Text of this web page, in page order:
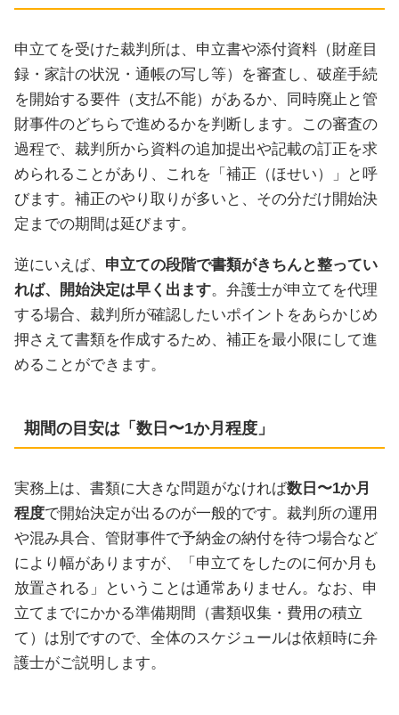
申立てを受けた裁判所は、申立書や添付資料（財産目
録・家計の状況・通帳の写し等）を審査し、破産手続
を開始する要件（支払不能）があるか、同時廃止と管
財事件のどちらで進めるかを判断します。この審査の
過程で、裁判所から資料の追加提出や記載の訂正を求
められることがあり、これを「補正（ほせい）」と呼
びます。補正のやり取りが多いと、その分だけ開始決
定までの期間は延びます。
逆にいえば、 申立ての段階で書類がきちんと整ってい
れば、開始決定は早く出ます。弁護士が申立てを代理
する場合、裁判所が確認したいポイントをあらかじめ
押さえて書類を作成するため、補正を最小限にして進
めることができます。
期間の目安は「数日〜1か月程度」
実務上は、書類に大きな問題がなければ数日〜1か月
程度で開始決定が出るのが一般的です。裁判所の運用
や混み具合、管財事件で予納金の納付を待つ場合など
により幅がありますが、「申立てをしたのに何か月も
放置される」ということは通常ありません。なお、申
立てまでにかかる準備期間（書類収集・費用の積立
て）は別ですので、全体のスケジュールは依頼時に弁
護士がご説明します。